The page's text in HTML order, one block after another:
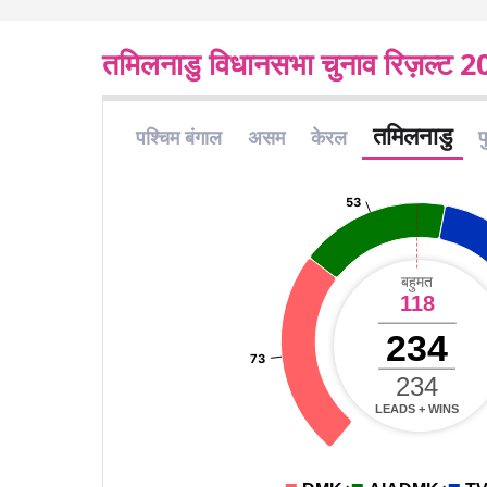
तमिलनाडु विधानसभा चुनाव रिज़ल्ट